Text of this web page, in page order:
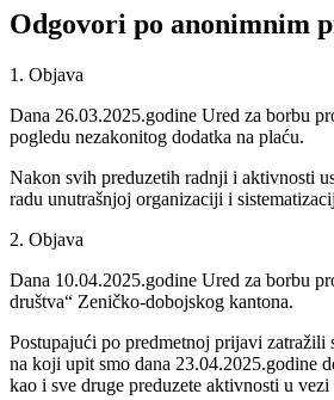
Odgovori po anonimnim
1. Objava
Dana 26.03.2025.godine Ured za borbu
pogledu nezakonitog dodatka na plaću.
Nakon svih preduzetih radnji i aktivnosti
radu unutrašnjoj organizaciji i
2. Objava
Dana 10.04.2025.godine Ured za borbu
društva“ Zeničko-dobojskog kantona.
Postupajući po predmetnoj prijavi zatražili
na koji upit smo dana 23.04.2025.godine
kao i sve druge preduzete aktivnosti u